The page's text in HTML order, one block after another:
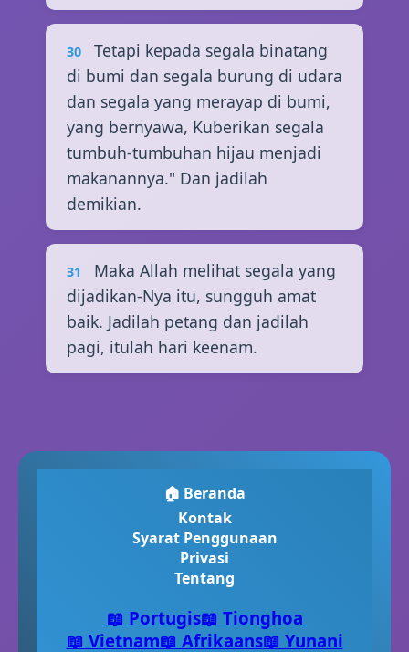
30
Tetapi kepada segala binatang
di bumi dan segala burung di udara
dan segala yang merayap di bumi,
yang bernyawa, Kuberikan segala
tumbuh-tumbuhan hijau menjadi
makanannya." Dan jadilah
demikian.
31
Maka Allah melihat segala yang
dijadikan-Nya itu, sungguh amat
baik. Jadilah petang dan jadilah
pagi, itulah hari keenam.
🏠 Beranda
Kontak
Syarat Penggunaan
Privasi
Tentang
📖 Portugis📖 Tionghoa
📖 Vietnam📖 Afrikaans📖 Yunani